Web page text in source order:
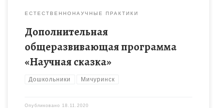
ЕСТЕСТВЕННОНАУЧНЫЕ ПРАКТИКИ
Дополнительная
общеразвивающая программа
«Научная сказка»
Дошкольники Мичуринск
Опубликовано 18.11.2020